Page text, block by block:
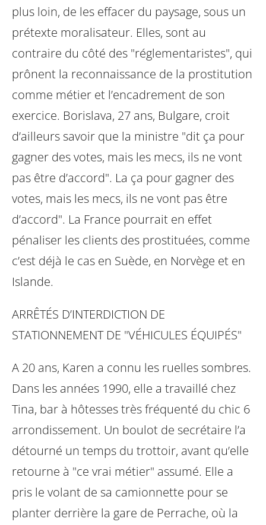
plus loin, de les effacer du paysage, sous un
prétexte moralisateur. Elles, sont au
contraire du côté des "réglementaristes", qui
prônent la reconnaissance de la prostitution
comme métier et l’encadrement de son
exercice. Borislava, 27 ans, Bulgare, croit
d’ailleurs savoir que la ministre "dit ça pour
gagner des votes, mais les mecs, ils ne vont
pas être d’accord". La ça pour gagner des
votes, mais les mecs, ils ne vont pas être
d’accord". La France pourrait en effet
pénaliser les clients des prostituées, comme
c’est déjà le cas en Suède, en Norvège et en
Islande.
ARRÊTÉS D’INTERDICTION DE
STATIONNEMENT DE "VÉHICULES ÉQUIPÉS"
A 20 ans, Karen a connu les ruelles sombres.
Dans les années 1990, elle a travaillé chez
Tina, bar à hôtesses très fréquenté du chic 6
arrondissement. Un boulot de secrétaire l’a
détourné un temps du trottoir, avant qu’elle
retourne à "ce vrai métier" assumé. Elle a
pris le volant de sa camionnette pour se
planter derrière la gare de Perrache, où la